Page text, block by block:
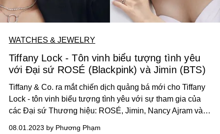
WATCHES & JEWELRY
Tiffany Lock - Tôn vinh biểu tượng tình yêu
với Đại sứ ROSÉ (Blackpink) và Jimin (BTS)
Tiffany & Co. ra mắt chiến dịch quảng bá mới cho Tiffany
Lock - tôn vinh biểu tượng tình yêu với sự tham gia của
các Đại sứ Thương hiệu: ROSÉ, Jimin, Nancy Ajram và
08.01.2023 by Phương Phạm